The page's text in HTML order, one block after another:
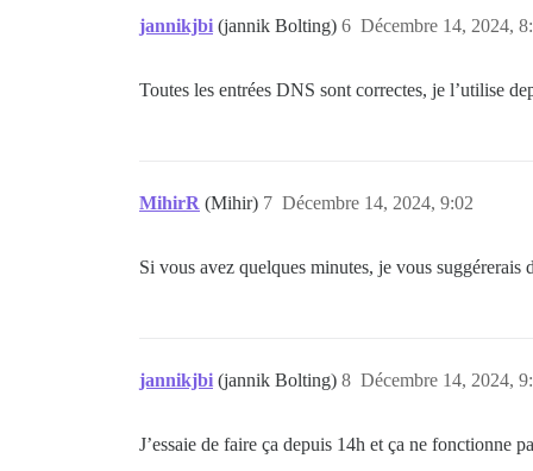
jannikjbi (jannik Bolting) Décembre 14, 2024,
6
Toutes les entrées DNS sont correctes, je l’utilise
MihirR (Mihir) Décembre 14, 2024, 9:02
7
Si vous avez quelques minutes, je vous
jannikjbi (jannik Bolting) Décembre 14, 2024,
8
J’essaie de faire ça depuis 14h et ça ne fonctionne